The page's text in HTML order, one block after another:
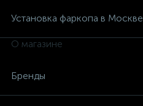
Установка фаркопа в Москве
О магазине
Бренды